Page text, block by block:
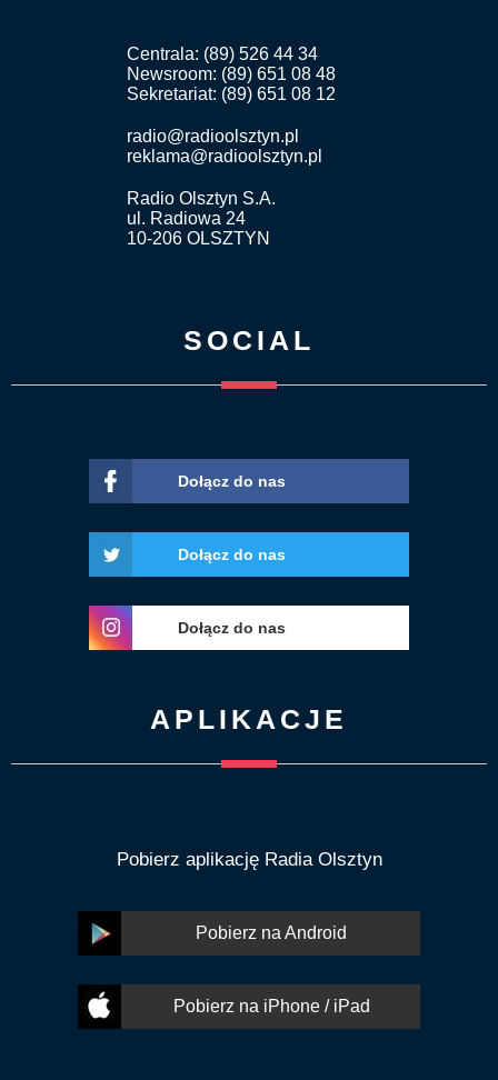
Centrala: (89) 526 44 34
Newsroom: (89) 651 08 48
Sekretariat: (89) 651 08 12
radio@radioolsztyn.pl
reklama@radioolsztyn.pl
Radio Olsztyn S.A.
ul. Radiowa 24
10-206 OLSZTYN
SOCIAL
Dołącz do nas
Dołącz do nas
Dołącz do nas
APLIKACJE
Pobierz aplikację Radia Olsztyn
Pobierz na Android
Pobierz na iPhone / iPad